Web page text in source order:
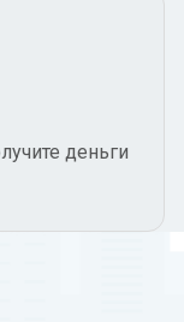
деньги